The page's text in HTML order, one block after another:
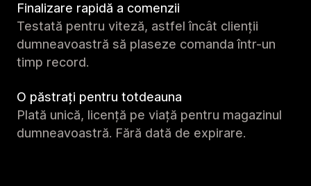
Finalizare rapidă a comenzii
Testată pentru viteză, astfel încât clienții
dumneavoastră să plaseze comanda într-un
timp record.
O păstrați pentru totdeauna
Plată unică, licență pe viață pentru magazinul
dumneavoastră. Fără dată de expirare.